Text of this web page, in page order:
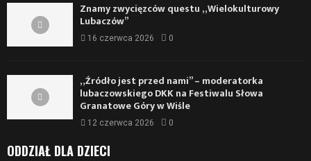
Znamy zwycięzców questu „Wielokulturowy
Lubaczów”
16 czerwca 2026 0
„Źródło jest przed nami” – moderatorka
lubaczowskiego DKK na Festiwalu Słowa
Granatowe Góry w Wiśle
12 czerwca 2026 0
ODDZIAŁ DLA DZIECI